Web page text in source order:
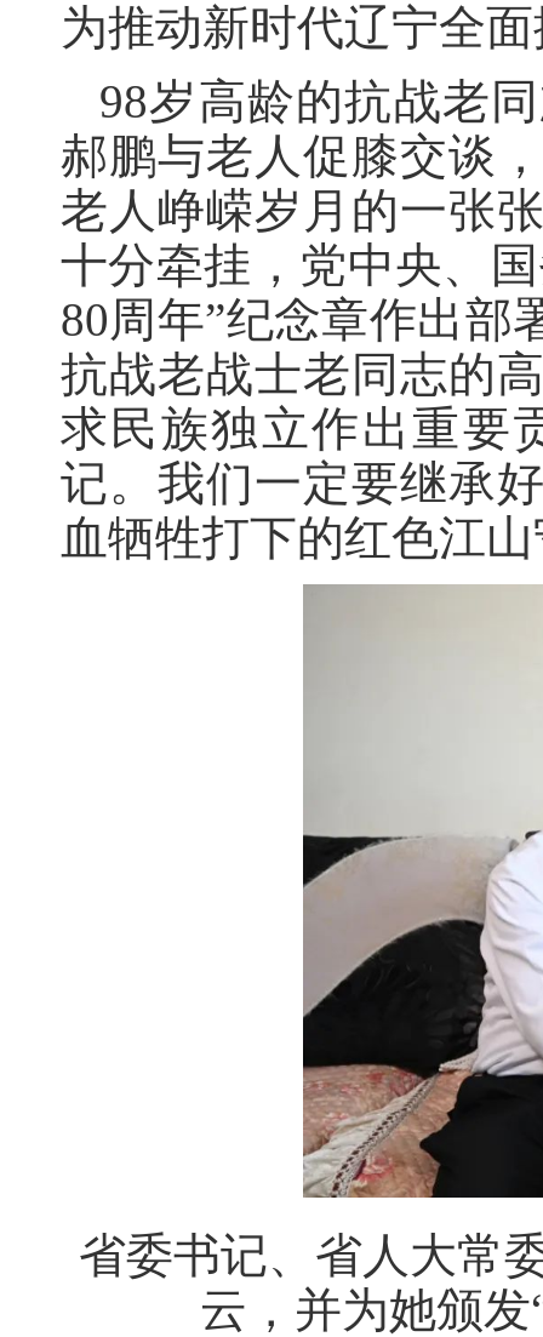
为推动新时代辽宁全
98岁高龄的抗战老
郝鹏与老人促膝交谈
老人峥嵘岁月的一张
十分牵挂，党中央、
80周年”纪念章作出部
抗战老战士老同志的
求民族独立作出重要
记。我们一定要继承
血牺牲打下的红色江
省委书记、省人大常
云，并为她颁